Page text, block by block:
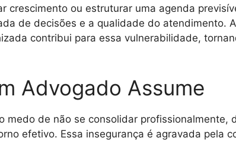
ou estruturar uma agenda
de decisões e a qualidade do atendimento.
contribui para essa vulnerabilidade,
Advogado Assume
de não se consolidar profissionalmente,
efetivo. Essa insegurança é agravada pela